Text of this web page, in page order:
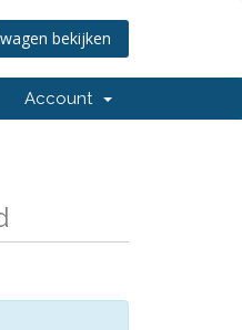
bekijken
Account